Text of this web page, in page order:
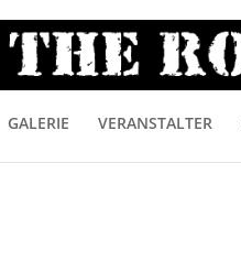
GALERIE VERANSTALTER